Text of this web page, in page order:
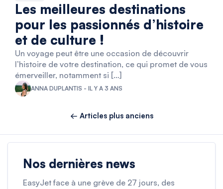
Les meilleures destinations
pour les passionnés d’histoire
et de culture !
Un voyage peut être une occasion de découvrir
l’histoire de votre destination, ce qui promet de vous
émerveiller, notamment si […]
ANNA DUPLANTIS - IL Y A 3 ANS
← Articles plus anciens
Nos dernières news
EasyJet face à une grève de 27 jours, des